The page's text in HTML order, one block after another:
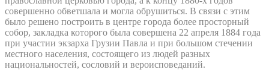
совершенно обветшала и могла обрушиться. В связи с этим
было решено построить в центре города более просторный
собор, закладка которого была совершена 22 апреля 1884 года
при участии экзарха Грузии Павла и при большом стечении
местного населения, состоящего из людей разных
национальностей, сословий и вероисповеданий.